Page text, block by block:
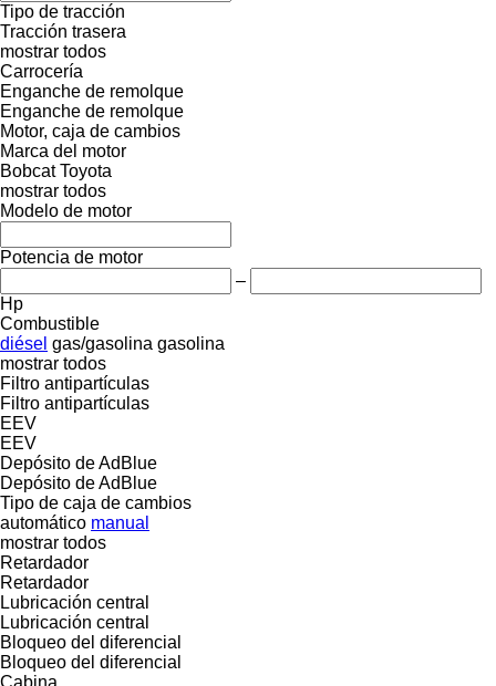
Tipo de tracción
Tracción trasera
mostrar todos
Carrocería
Enganche de remolque
Enganche de remolque
Motor, caja de cambios
Marca del motor
Bobcat Toyota
mostrar todos
Modelo de motor
Potencia de motor
–
Hp
Combustible
diésel gas/gasolina gasolina
mostrar todos
Filtro antipartículas
Filtro antipartículas
EEV
EEV
Depósito de AdBlue
Depósito de AdBlue
Tipo de caja de cambios
automático manual
mostrar todos
Retardador
Retardador
Lubricación central
Lubricación central
Bloqueo del diferencial
Bloqueo del diferencial
Cabina